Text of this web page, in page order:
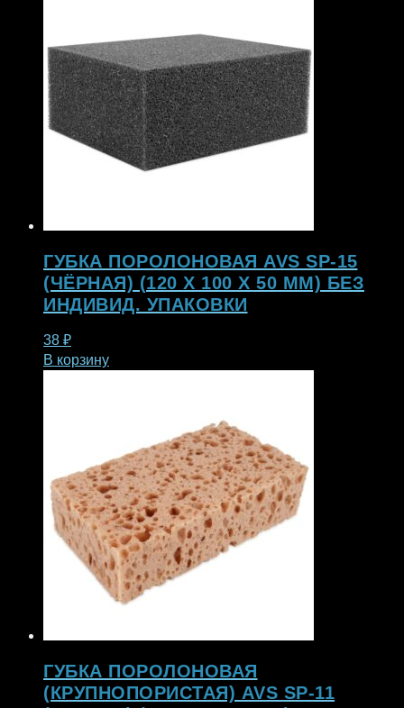
ГУБКА ПОРОЛОНОВАЯ AVS SP-15
(ЧЁРНАЯ) (120 X 100 X 50 ММ) БЕЗ
ИНДИВИД. УПАКОВКИ
38 ₽
В корзину
ГУБКА ПОРОЛОНОВАЯ
(КРУПНОПОРИСТАЯ) AVS SP-11